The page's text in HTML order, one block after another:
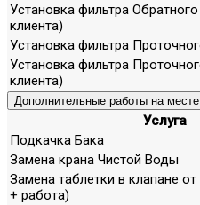
Установка фильтра
клиента)
Установка фильтра
Установка фильтра
клиента)
Дополнительные работы на месте
Услуга
Подкачка Бака
Замена крана Чистой Воды
Замена таблетки в клапане
+ работа)